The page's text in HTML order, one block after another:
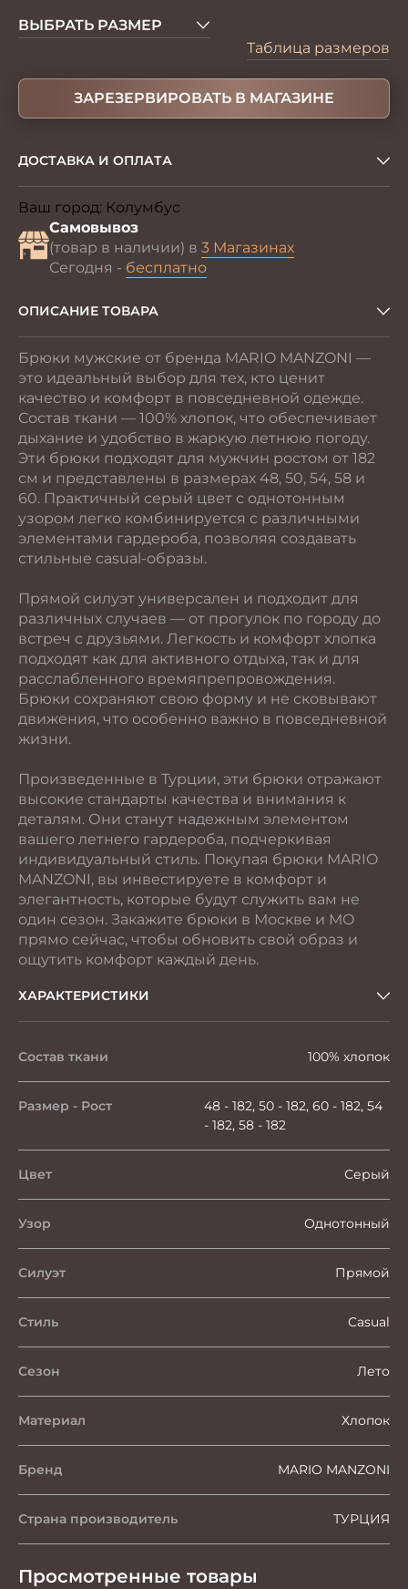
ВЫБРАТЬ РАЗМЕР
Таблица размеров
ЗАРЕЗЕРВИРОВАТЬ В МАГАЗИНЕ
ДОСТАВКА И ОПЛАТА
Ваш город: Колумбус
Самовывоз
(товар в наличии) в 3 Магазинах
Сегодня - бесплатно
ОПИСАНИЕ ТОВАРА
Брюки мужские от бренда MARIO MANZONI —
это идеальный выбор для тех, кто ценит
качество и комфорт в повседневной одежде.
Состав ткани — 100% хлопок, что обеспечивает
дыхание и удобство в жаркую летнюю погоду.
Эти брюки подходят для мужчин ростом от 182
см и представлены в размерах 48, 50, 54, 58 и
60. Практичный серый цвет с однотонным
узором легко комбинируется с различными
элементами гардероба, позволяя создавать
стильные casual-образы.
Прямой силуэт универсален и подходит для
различных случаев — от прогулок по городу до
встреч с друзьями. Легкость и комфорт хлопка
подходят как для активного отдыха, так и для
расслабленного времяпрепровождения.
Брюки сохраняют свою форму и не сковывают
движения, что особенно важно в повседневной
жизни.
Произведенные в Турции, эти брюки отражают
высокие стандарты качества и внимания к
деталям. Они станут надежным элементом
вашего летнего гардероба, подчеркивая
индивидуальный стиль. Покупая брюки MARIO
MANZONI, вы инвестируете в комфорт и
элегантность, которые будут служить вам не
один сезон. Закажите брюки в Москве и МО
прямо сейчас, чтобы обновить свой образ и
ощутить комфорт каждый день.
ХАРАКТЕРИСТИКИ
Состав ткани 100% хлопок
Размер - Рост
48 - 182, 50 - 182, 60 - 182, 54
- 182, 58 - 182
Цвет Серый
Узор Однотонный
Силуэт Прямой
Стиль Casual
Сезон Лето
Материал Хлопок
Бренд MARIO MANZONI
Страна производитель ТУРЦИЯ
Просмотренные товары